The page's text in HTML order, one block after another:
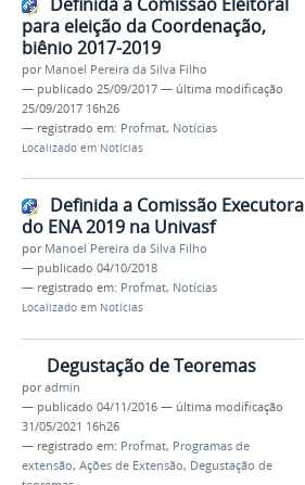
para eleição da Coordenação,
biênio 2017-2019
por Manoel Pereira da Silva Filho
— publicado 25/09/2017 — última modificação
25/09/2017 16h26
— registrado em: Profmat, Notícias
Localizado em Notícias
Definida a Comissão Executora
do ENA 2019 na Univasf
por Manoel Pereira da Silva Filho
— publicado 04/10/2018
— registrado em: Profmat, Notícias
Localizado em Notícias
Degustação de Teoremas
poradmin
— publicado 04/11/2016 — última modificação
31/05/2021 16h26
— registrado em: Profmat, Programas de
extensão, Ações de Extensão, Degustação de